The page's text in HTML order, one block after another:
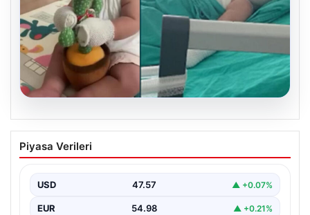
05.08.2026
Domates konservesi bomba gibi patladı,
9 aylık bebeğin vücudu yandı
Piyasa Verileri
USD 47.57 ▲ +0.07%
EUR 54.98 ▲ +0.21%